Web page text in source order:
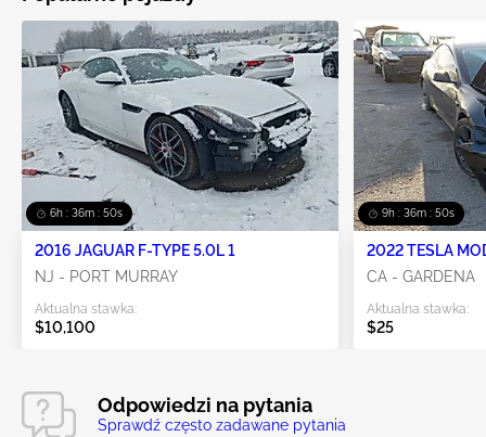
6h : 36m : 49s
2016 JAGUAR F-TYPE 5.0L 1
NJ - PORT MURRAY
Aktualna stawka:
$10,100
9h : 36m : 49s
2022 TESLA
CA - GARDENA
Aktualna stawka:
$25
Odpowiedzi na pytania
Sprawdź często zadawane pytania